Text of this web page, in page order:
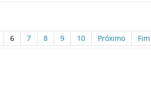
6 7 8 9 10 Próximo Fim